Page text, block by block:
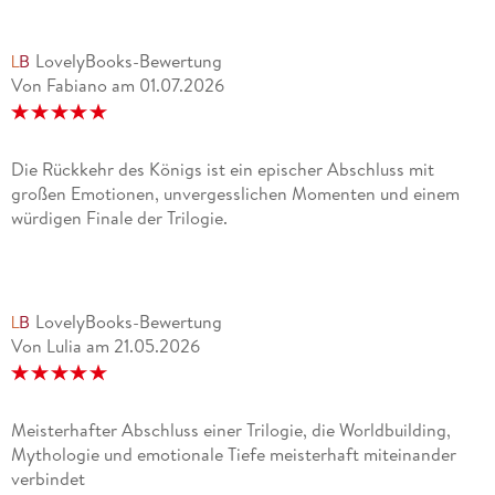
LovelyBooks-Bewertung
Von Fabiano am 01.07.2026
Die Rückkehr des Königs ist ein epischer Abschluss mit
großen Emotionen, unvergesslichen Momenten und einem
würdigen Finale der Trilogie.
LovelyBooks-Bewertung
Von Lulia am 21.05.2026
Meisterhafter Abschluss einer Trilogie, die Worldbuilding,
Mythologie und emotionale Tiefe meisterhaft miteinander
verbindet